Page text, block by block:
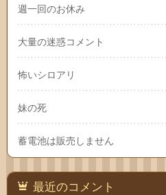
週一回のお休み
大量の迷惑コメント
怖いシロアリ
妹の死
蓄電池は販売しません
最近のコメント